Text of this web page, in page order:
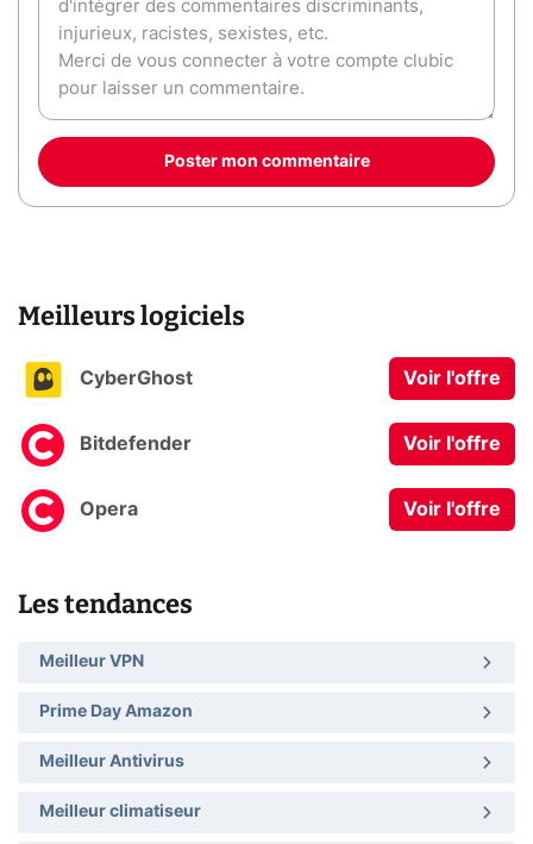
Poster mon commentaire
Meilleurs logiciels
CyberGhost Voir l'offre
Bitdefender Voir l'offre
Opera Voir l'offre
Les tendances
Meilleur VPN
Prime Day Amazon
Meilleur Antivirus
Meilleur climatiseur